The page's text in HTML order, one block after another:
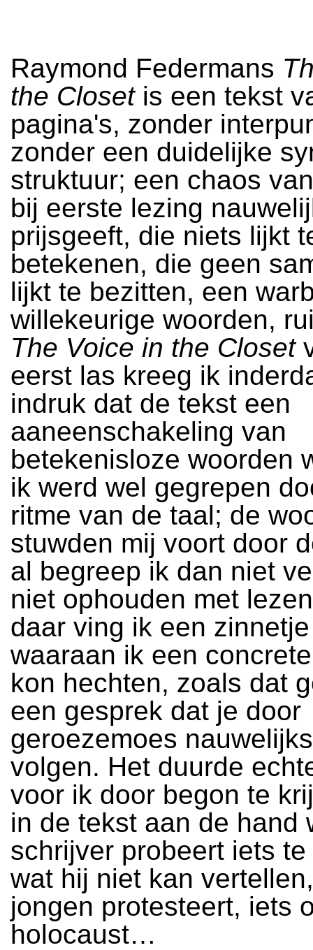
Raymond Federmans
the Closetis een tekst
pagina's, zonder
zonder een duidelijke
struktuur; een chaos
bij eerste lezing
prijsgeeft, die niets lijkt
betekenen, die geen
lijkt te bezitten, een
willekeurige woorden,
The Voice in the Closet
eerst las kreeg ik
indruk dat de tekst een
aaneenschakeling van
betekenisloze woorden
ik werd wel gegrepen
ritme van de taal; de
stuwden mij voort door
al begreep ik dan niet
niet ophouden met
daar ving ik een
waaraan ik een
kon hechten, zoals dat
een gesprek dat je door
geroezemoes
volgen. Het duurde
voor ik door begon te
in de tekst aan de hand
schrijver probeert iets
wat hij niet kan
jongen protesteert, iets
holocaust…